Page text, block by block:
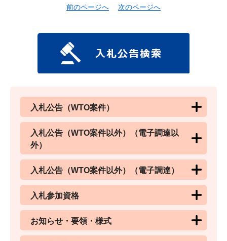
前のページへ 次のページへ
入札公告（WTO案件）
入札公告（WTO案件以外）（電子調達以
外）
入札公告（WTO案件以外）（電子調達）
入札参加資格
お知らせ・要領・様式